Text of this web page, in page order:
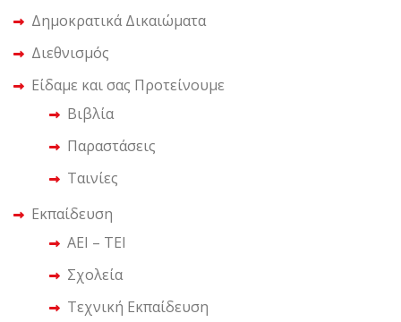
Δημοκρατικά Δικαιώματα
Διεθνισμός
Είδαμε και σας Προτείνουμε
Βιβλία
Παραστάσεις
Ταινίες
Εκπαίδευση
ΑΕΙ – ΤΕΙ
Σχολεία
Τεχνική Εκπαίδευση